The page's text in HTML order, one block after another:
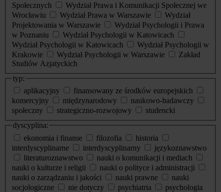
Społecznych
Wydział Prawa i Komunikacji Społecznej we
Wrocławiu
Wydział Prawa w Warszawie
Wydział
Projektowania w Warszawie
Wydział Psychologii i Prawa
w Poznaniu
Wydział Psychologii w Katowicach
Wydział Psychologii w Katowicach
Wydział Psychologii w
Krakowie
Wydział Psychologii w Warszawie
Zakład
Studiów Azjatyckich
typ:
aplikacyjny
finansowany ze środków europejskich
komercyjny
międzynarodowy
naukowo-badawczy
społeczny
strategiczno-rozwojowy
studencki
dyscyplina:
ekonomia i finanse
filozofia
historia
interdyscyplinarne
interdyscyplinarny
językoznawstwo
literaturoznawstwo
nauki o komunikacji i mediach
nauki o kulturze i religii
nauki o polityce i administracji
nauki o zarządzaniu i jakości
nauki prawne
nauki
socjologiczne
nie dotyczy psychiatria
psychologia